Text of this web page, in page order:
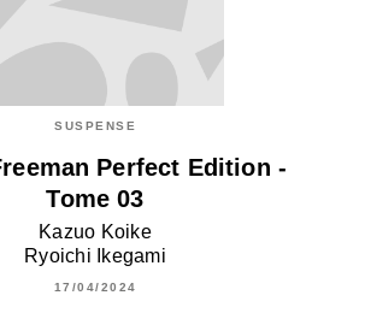
SUSPENSE
Perfect Edition -
Tome 03
Kazuo Koike
Ryoichi Ikegami
17/04/2024